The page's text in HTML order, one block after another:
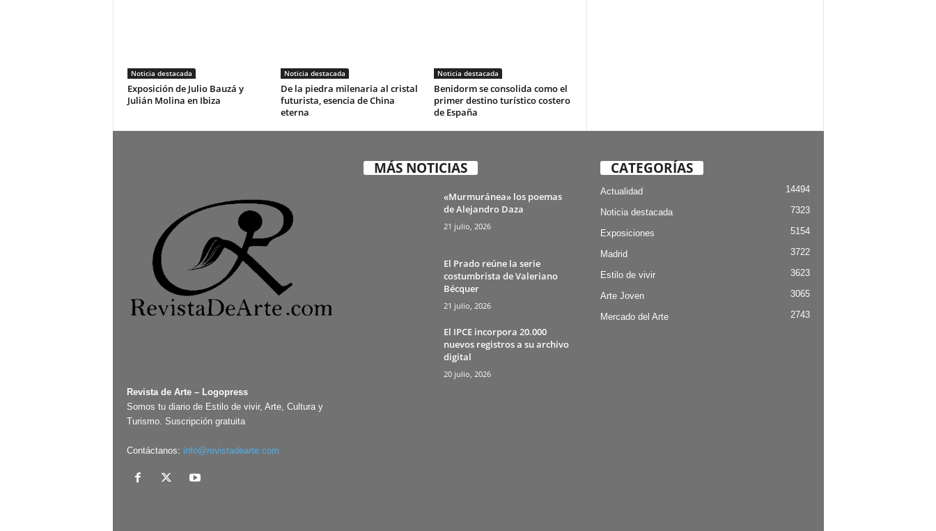
Noticia destacada
Exposición de Julio Bauzá y
Julián Molina en Ibiza
Noticia destacada
De la piedra milenaria al cristal
futurista, esencia de China
eterna
Noticia destacada
Benidorm se consolida como el
primer destino turístico costero
de España
Revista de Arte – Logopress
Somos tu diario de Estilo de vivir, Arte, Cultura y
Turismo. Suscripción gratuita
Contáctanos: info@revistadearte.com
MÁS NOTICIAS
«Murmuránea» los poemas
de Alejandro Daza
21 julio, 2026
El Prado reúne la serie
costumbrista de Valeriano
Bécquer
21 julio, 2026
El IPCE incorpora 20.000
nuevos registros a su archivo
digital
20 julio, 2026
CATEGORÍAS
Actualidad 14494
Noticia destacada 7323
Exposiciones 5154
Madrid 3722
Estilo de vivir 3623
Arte Joven 3065
Mercado del Arte 2743